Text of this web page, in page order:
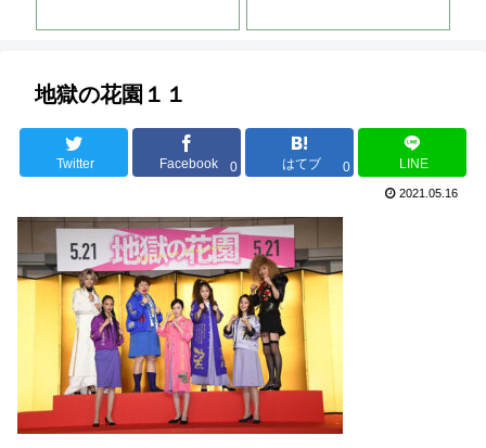
地獄の花園１１
Twitter Facebook 0 はてブ 0 LINE
2021.05.16